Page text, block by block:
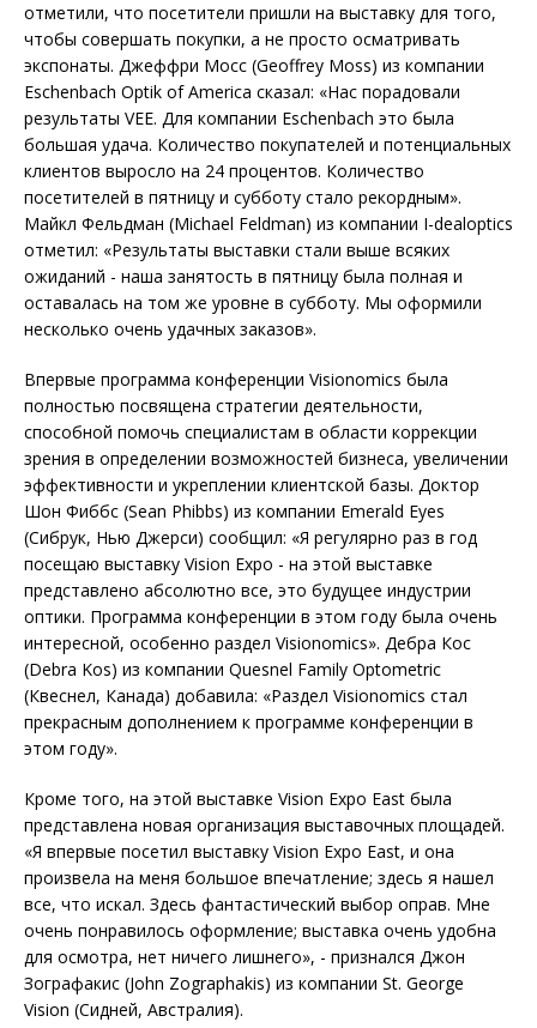
отметили, что посетители пришли на выставку для того,
чтобы совершать покупки, а не просто осматривать
экспонаты. Джеффри Мосс (Geoffrey Moss) из компании
Eschenbach Optik of America сказал: «Нас порадовали
результаты VEE. Для компании Eschenbach это была
большая удача. Количество покупателей и потенциальных
клиентов выросло на 24 процентов. Количество
посетителей в пятницу и субботу стало рекордным».
Майкл Фельдман (Michael Feldman) из компании I-dealoptics
отметил: «Результаты выставки стали выше всяких
ожиданий - наша занятость в пятницу была полная и
оставалась на том же уровне в субботу. Мы оформили
несколько очень удачных заказов».
Впервые программа конференции Visionomics была
полностью посвящена стратегии деятельности,
способной помочь специалистам в области коррекции
зрения в определении возможностей бизнеса, увеличении
эффективности и укреплении клиентской базы. Доктор
Шон Фиббс (Sean Phibbs) из компании Emerald Eyes
(Сибрук, Нью Джерси) сообщил: «Я регулярно раз в год
посещаю выставку Vision Expo - на этой выставке
представлено абсолютно все, это будущее индустрии
оптики. Программа конференции в этом году была очень
интересной, особенно раздел Visionomics». Дебра Кос
(Debra Kos) из компании Quesnel Family Optometric
(Квеснел, Канада) добавила: «Раздел Visionomics стал
прекрасным дополнением к программе конференции в
этом году».
Кроме того, на этой выставке Vision Expo East была
представлена новая организация выставочных площадей.
«Я впервые посетил выставку Vision Expo East, и она
произвела на меня большое впечатление; здесь я нашел
все, что искал. Здесь фантастический выбор оправ. Мне
очень понравилось оформление; выставка очень удобна
для осмотра, нет ничего лишнего», - признался Джон
Зографакис (John Zographakis) из компании St. George
Vision (Сидней, Австралия).